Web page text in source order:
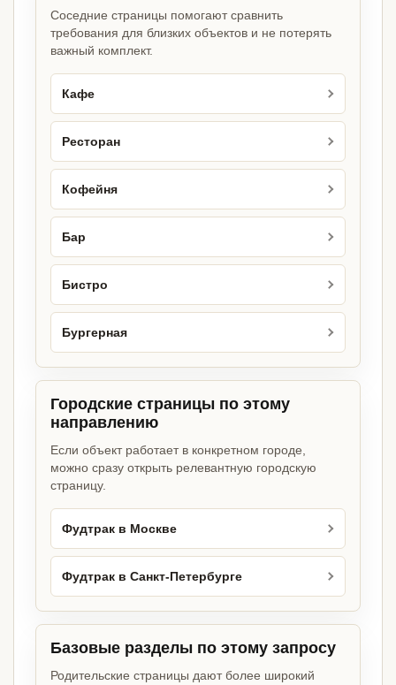
Соседние страницы помогают сравнить
требования для близких объектов и не потерять
важный комплект.
Кафе
Ресторан
Кофейня
Бар
Бистро
Бургерная
Городские страницы по этому
направлению
Если объект работает в конкретном городе,
можно сразу открыть релевантную городскую
страницу.
Фудтрак в Москве
Фудтрак в Санкт-Петербурге
Базовые разделы по этому запросу
Родительские страницы дают более широкий